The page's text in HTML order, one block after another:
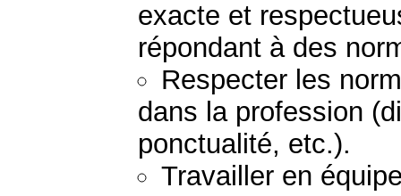
exacte et
répondant à des
Respecter les
dans la profession
ponctualité, etc.).
Travailler en